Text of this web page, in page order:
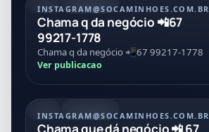
INSTAGRAM@SOCAMINHOES.COM.BR
Chama q da negócio 📲67
99217-1778
Chama q da negócio 📲67 99217-1778
Ver publicacao
INSTAGRAM@SOCAMINHOES.COM.BR